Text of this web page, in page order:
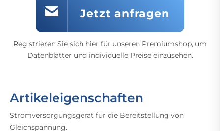
Jetzt anfragen
Registrieren Sie sich hier für unseren Premiumshop, um
Datenblätter und individuelle Preise einzusehen.
Artikeleigenschaften
Stromversorgungsgerät für die Bereitstellung von
Gleichspannung.